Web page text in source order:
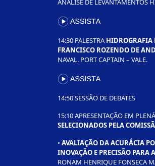
ANÁLISE DE LEVANTAMENTOS
14:30 PALESTRAHIDROGRAFIA
FRANCISCO ROZENDO DE
NAVAL. PORT CAPTAIN – VALE.
14:50 SESSÃO DE DEBATES
15:10 APRESENTAÇÃO EM
SELECIONADOS PELA
• AVALIAÇÃO DA ACURÁCIA
INOVAÇÃO E PRECISÃO
RONAM HENRIQUE FONSECA